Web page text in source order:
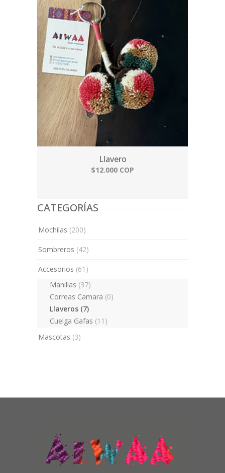
Llavero
$12.000 COP
CATEGORÍAS
Mochilas (200)
Sombreros (42)
Accesorios (61)
Manillas (37)
Correas Camara (0)
Llaveros (7)
Cuelga Gafas (11)
Mascotas (3)